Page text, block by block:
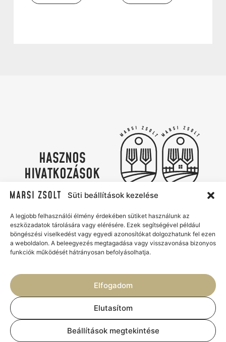
Süti beállítások kezelése
A legjobb felhasználói élmény érdekében sütiket használunk az
eszközadatok tárolására vagy elérésére. Ezek segítségével például
böngészési viselkedést vagy egyedi azonosítókat dolgozhatunk fel ezen
a weboldalon. A beleegyezés megtagadása vagy visszavonása bizonyos
funkciók működését hátrányosan befolyásolhatja.
Elfogadom
Elutasítom
Beállítások megtekintése
HASZNOS
HIVATKOZÁSOK
Süti szabályzat
Marsi Zsolt Catering & Az Udvar
Élmények, ízek és gondtalan
vendéglátás
© 2026 - MARSI ZSOLT
CATERING & AZ UDVAR. MINDEN